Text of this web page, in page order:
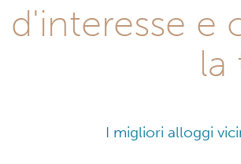
e
la
I migliori alloggi